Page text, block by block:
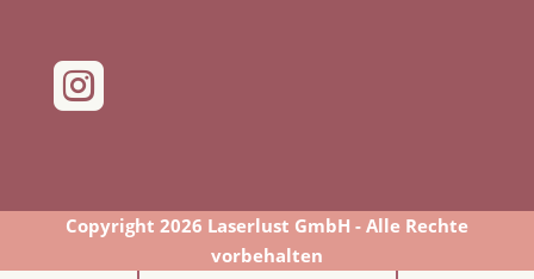

Copyright 2026 Laserlust GmbH - Alle Rechte
vorbehalten